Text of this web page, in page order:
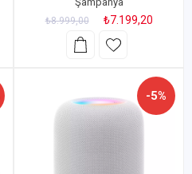
₺8.999,00 ₺7.199,20
-5%